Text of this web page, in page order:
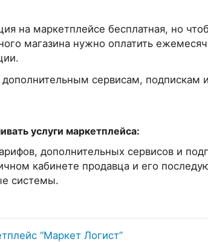
на маркетплейсе бесплатная, но
магазина нужно оплатить
сервисам, подпискам
услуги маркетплейса:
дополнительных сервисов и
кабинете продавца и его
системы.
“Маркет Логист”